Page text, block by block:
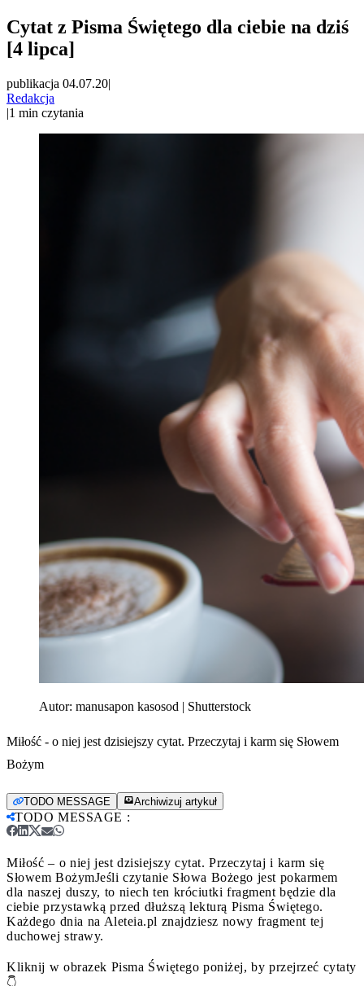
Cytat z Pisma Świętego dla ciebie na dziś
[4 lipca]
publikacja 04.07.20|
Redakcja
|1 min czytania
Autor: manusapon kasosod | Shutterstock
Miłość - o niej jest dzisiejszy cytat. Przeczytaj i karm się Słowem
Bożym
TODO MESSAGE Archiwizuj artykuł
TODO MESSAGE :
Miłość – o niej jest dzisiejszy cytat. Przeczytaj i karm się
Słowem BożymJeśli czytanie Słowa Bożego jest pokarmem
dla naszej duszy, to niech ten króciutki fragment będzie dla
ciebie przystawką przed dłuższą lekturą Pisma Świętego.
Każdego dnia na Aleteia.pl znajdziesz nowy fragment tej
duchowej strawy.
Kliknij w obrazek Pisma Świętego poniżej, by przejrzeć cytaty